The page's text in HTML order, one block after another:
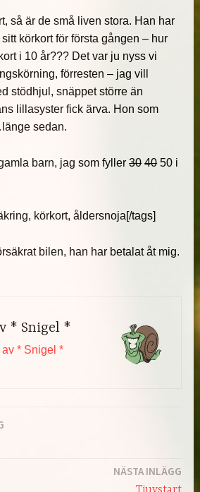
så är de små liven stora. Han har
körkort för första gången – hur
i 10 år??? Det var ju nyss vi
förresten – jag vill
stödhjul, snäppet större än
lillasyster fick ärva. Hon som
sedan.
barn, jag som fyller30 4050 i
körkort, åldersnoja[/tags]
bilen, han har betalat åt mig.
* Snigel *
* Snigel *
NÄSTA INLÄGG